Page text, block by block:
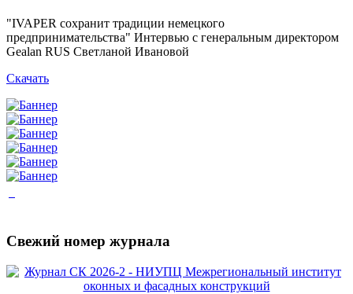
"IVAPER сохранит традиции немецкого
предпринимательства" Интервью с генеральным директором
Gealan RUS Светланой Ивановой
Скачать
Свежий номер журнала